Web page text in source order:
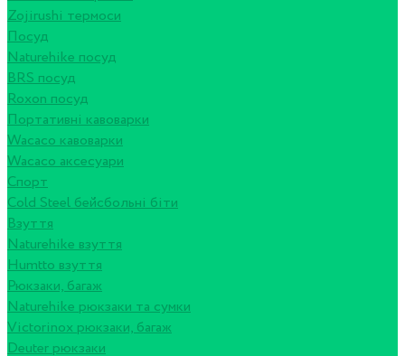
Zojirushi термоси
Посуд
Naturehike посуд
BRS посуд
Roxon посуд
Портативні кавоварки
Wacaco кавоварки
Wacaco аксесуари
Спорт
Cold Steel бейсбольні біти
Взуття
Naturehike взуття
Humtto взуття
Рюкзаки, багаж
Naturehike рюкзаки та сумки
Victorinox рюкзаки, багаж
Deuter рюкзаки